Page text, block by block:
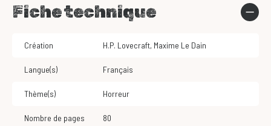
Fiche technique
Création H.P. Lovecraft, Maxime Le Dain
Langue(s) Français
Thème(s) Horreur
Nombre de pages 80